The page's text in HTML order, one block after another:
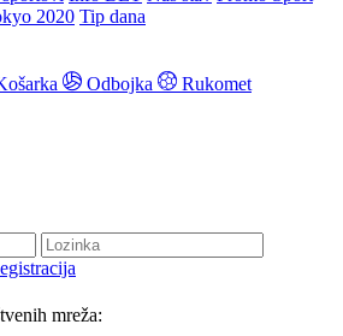
2020 Tip dana
Odbojka
Rukomet
mreža: